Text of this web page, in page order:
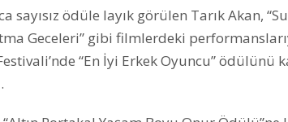
sayısız ödüle layık görülen Tarık Akan,
Geceleri” gibi filmlerdeki
“En İyi Erkek Oyuncu” ödülünü